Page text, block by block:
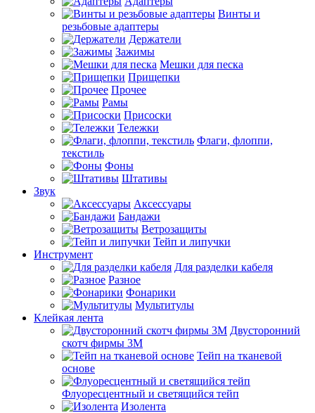
Винты и
резьбовые адаптеры
Держатели
Зажимы
Мешки для песка
Прищепки
Прочее
Рамы
Присоски
Тележки
Флаги, флоппи,
текстиль
Фоны
Штативы
Звук
Аксессуары
Бандажи
Ветрозащиты
Тейп и липучки
Инструмент
Для разделки кабеля
Разное
Фонарики
Мультитулы
Клейкая лента
Двусторонний
скотч фирмы 3M
Тейп на тканевой
основе
Флуоресцентный и светящийся тейп
Изолента